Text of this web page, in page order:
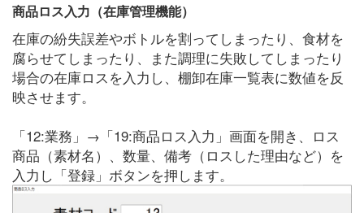
商品ロス入力（在庫管理機能）
在庫の紛失誤差やボトルを割ってしまったり、食材を
腐らせてしまったり、また調理に失敗してしまったり
場合の在庫ロスを入力し、棚卸在庫一覧表に数値を反
映させます。
「12:業務」→「19:商品ロス入力」画面を開き、ロス
商品（素材名）、数量、備考（ロスした理由など）を
入力し「登録」ボタンを押します。